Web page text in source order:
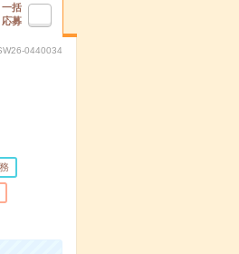
一括
応募
0440034